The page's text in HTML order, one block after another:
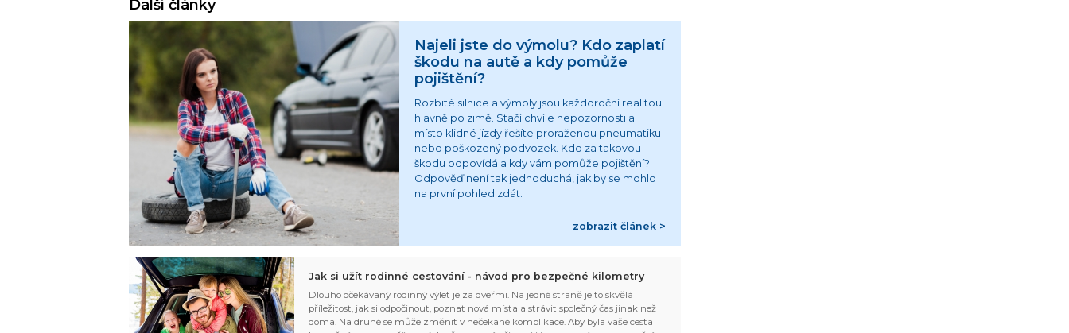
Další články
Najeli jste do výmolu? Kdo zaplatí
škodu na autě a kdy pomůže
pojištění?
Rozbité silnice a výmoly jsou každoroční realitou
hlavně po zimě. Stačí chvíle nepozornosti a
místo klidné jízdy řešíte proraženou pneumatiku
nebo poškozený podvozek. Kdo za takovou
škodu odpovídá a kdy vám pomůže pojištění?
Odpověď není tak jednoduchá, jak by se mohlo
na první pohled zdát.
zobrazit článek >
Jak si užít rodinné cestování - návod pro bezpečné kilometry
Dlouho očekávaný rodinný výlet je za dveřmi. Na jedné straně je to skvělá
příležitost, jak si odpočinout, poznat nová místa a strávit společný čas jinak než
doma. Na druhé se může změnit v nečekané komplikace. Aby byla vaše cesta